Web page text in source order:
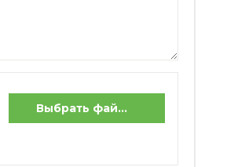
Выбрать файлы